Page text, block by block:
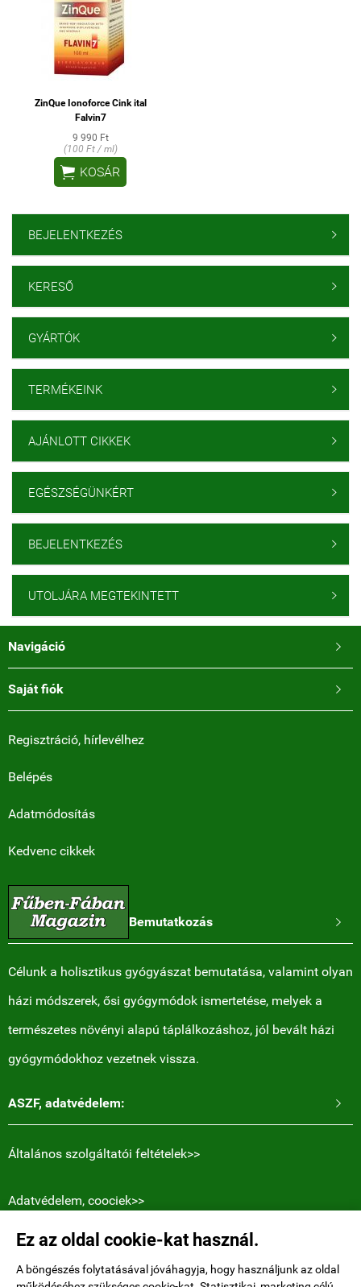
Ez az oldal cookie-kat használ.
A böngészés folytatásával jóváhagyja, hogy használjunk az oldal
ZinQue Ionoforce Cink ital
Falvin7
9 990 Ft
(100 Ft / ml)
 KOSÁR
BEJELENTKEZÉS 
KERESŐ 
GYÁRTÓK 
TERMÉKEINK 
AJÁNLOTT CIKKEK 
EGÉSZSÉGÜNKÉRT 
BEJELENTKEZÉS 
UTOLJÁRA MEGTEKINTETT 
Navigáció 
Saját fiók 
Regisztráció, hírlevélhez
Belépés
Adatmódosítás
Kedvenc cikkek
Bemutatkozás 
Célunk a holisztikus gyógyászat bemutatása, valamint olyan
házi módszerek, ősi gyógymódok ismertetése, melyek a
természetes növényi alapú táplálkozáshoz, jól bevált házi
gyógymódokhoz vezetnek vissza.
ASZF, adatvédelem: 
Általános szolgáltatói feltételek>>
Adatvédelem, coociek>>
Elérhetőségek:
Holly Heart blogger Magyar honlapja.